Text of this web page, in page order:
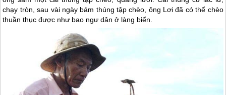
chạy tròn, sau vài ngày bám thúng tập chèo, ông Lơi đã có thể chèo
thuần thục được như bao ngư dân ở làng biển.